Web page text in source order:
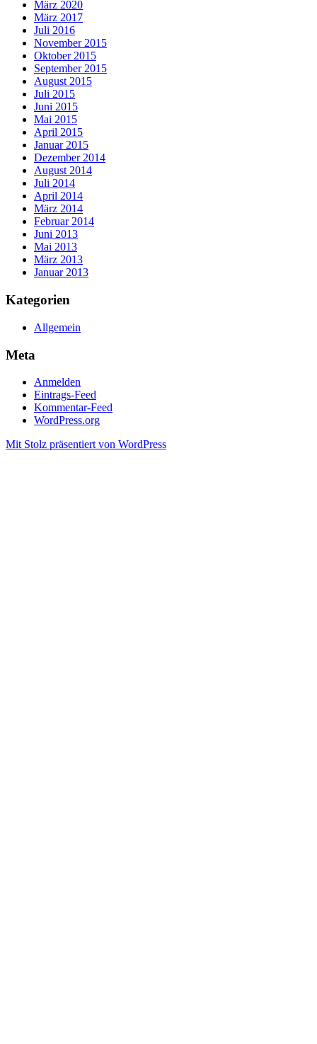
März 2020
März 2017
Juli 2016
November 2015
Oktober 2015
September 2015
August 2015
Juli 2015
Juni 2015
Mai 2015
April 2015
Januar 2015
Dezember 2014
August 2014
Juli 2014
April 2014
März 2014
Februar 2014
Juni 2013
Mai 2013
März 2013
Januar 2013
Kategorien
Allgemein
Meta
Anmelden
Eintrags-Feed
Kommentar-Feed
WordPress.org
Mit Stolz präsentiert von WordPress